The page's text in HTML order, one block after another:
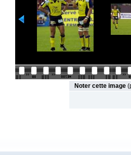
Noter cette image